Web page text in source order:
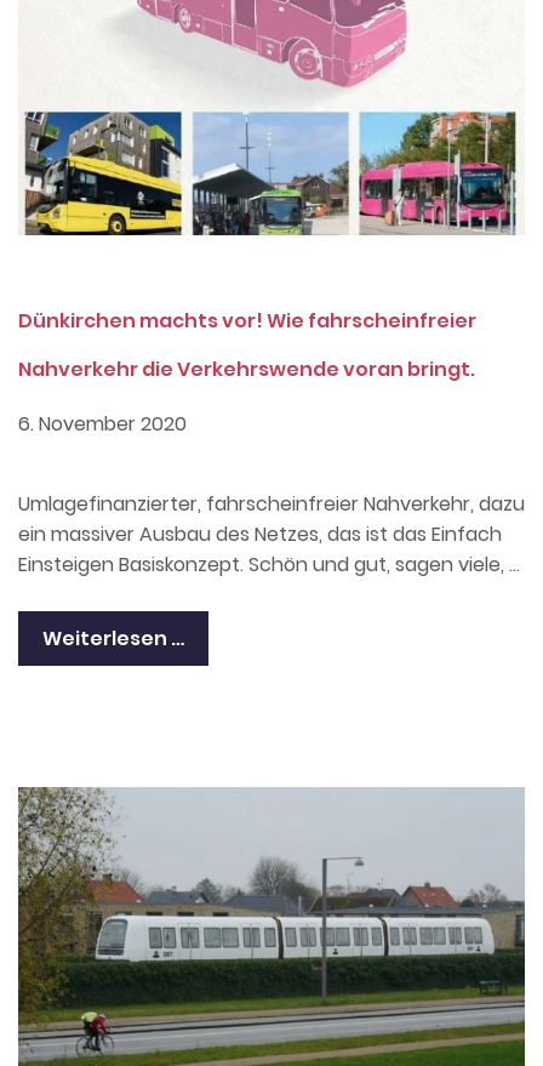
Dünkirchen machts vor! Wie fahrscheinfreier
Nahverkehr die Verkehrswende voran bringt.
6. November 2020
Umlagefinanzierter, fahrscheinfreier Nahverkehr, dazu
ein massiver Ausbau des Netzes, das ist das Einfach
Einsteigen Basiskonzept. Schön und gut, sagen viele, …
Weiterlesen …